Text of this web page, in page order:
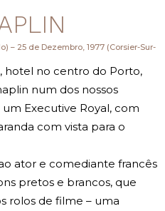
– 25 de Dezembro, 1977 (Corsier-Sur-
hotel no centro do Porto,
num dos nossos
Executive Royal, com
com vista para o
ator e comediante francês
pretos e brancos, que
rolos de filme – uma